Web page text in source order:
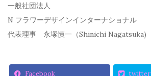
一般社団法人
N フラワーデザインインターナショナル
代表理事 永塚慎一（Shinichi Nagatsuka)
Facebook twitter